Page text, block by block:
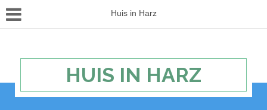
Huis in Harz
HUIS IN HARZ